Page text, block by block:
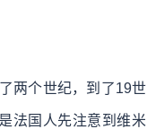
两个世纪，到了19世
法国人先注意到维米